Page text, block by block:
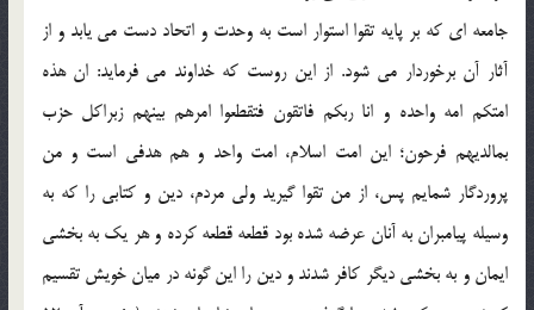
جامعه اي كه بر پايه تقوا استوار است به وحدت و اتحاد دست مي يابد و از
آثار آن برخوردار مي شود. از اين روست كه خداوند مي فرمايد: ان هذه
امتكم امه واحده و انا ربكم فاتقون فتقطعوا امرهم بينهم زبراكل حزب
بمالديهم فرحون؛ اين امت اسلام، امت واحد و هم هدفي است و من
پروردگار شمايم پس، از من تقوا گيريد ولي مردم، دين و كتابي را كه به
وسيله پيامبران به آنان عرضه شده بود قطعه قطعه كرده و هر يك به بخشي
ايمان و به بخشي ديگر كافر شدند و دين را اين گونه در ميان خويش تقسيم